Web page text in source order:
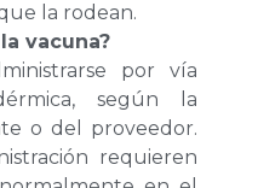
la rodean.
vacuna?
por vía
según la
o del proveedor.
requieren